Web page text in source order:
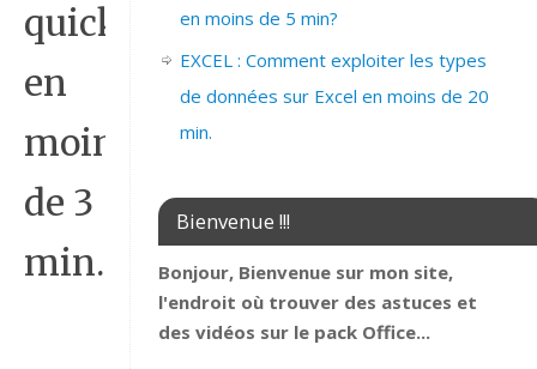
quickpart
en
moins
de 3
min.
en moins de 5 min?
EXCEL : Comment exploiter les types
de données sur Excel en moins de 20
min.
Bienvenue !!!
Bonjour, Bienvenue sur mon site,
l'endroit où trouver des astuces et
des vidéos sur le pack Office...